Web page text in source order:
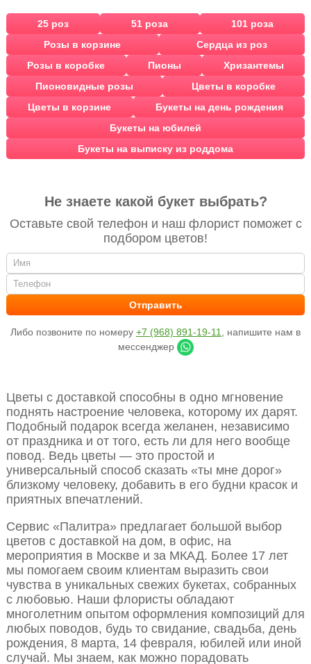
25 роз 51 роза
101 роза
Розы в корзине
Сердца из роз
Розы в коробке
Пионы
Хризантемы
Пионовидные розы
Цветы в коробке
Цветы в корзине
Букеты на день рождения
Букеты на юбилей
Букеты на выписку из роддома
Не знаете какой букет выбрать?
Оставьте свой телефон и наш флорист поможет с
подбором цветов!
Либо позвоните по номеру +7 (968) 891-19-11
, напишите нам в
мессенджер
Цветы с доставкой способны в одно мгновение
поднять настроение человека, которому их дарят.
Подобный подарок всегда желанен, независимо
от праздника и от того, есть ли для него вообще
повод. Ведь цветы — это простой и
универсальный способ сказать «ты мне дорог»
близкому человеку, добавить в его будни красок и
приятных впечатлений.
Сервис «Палитра» предлагает большой выбор
цветов с доставкой на дом, в офис, на
мероприятия в Москве и за МКАД. Более 17 лет
мы помогаем своим клиентам выразить свои
чувства в уникальных свежих букетах, собранных
с любовью. Наши флористы обладают
многолетним опытом оформления композиций для
любых поводов, будь то свидание, свадьба, день
рождения, 8 марта, 14 февраля, юбилей или иной
случай. Мы знаем, как можно порадовать